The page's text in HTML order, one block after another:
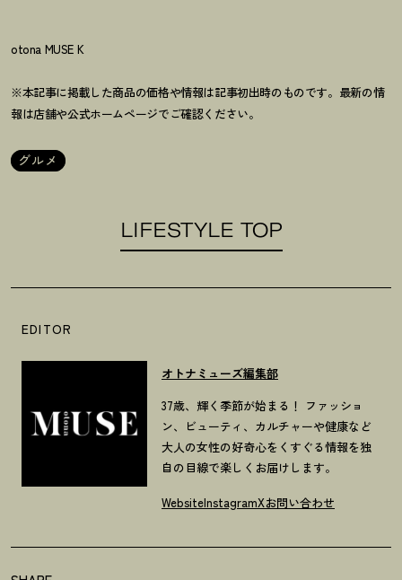
otona MUSE K
※本記事に掲載した商品の価格や情報は記事初出時のものです。最新の情
報は店舗や公式ホームページでご確認ください。
グルメ
LIFESTYLE TOP
EDITOR
オトナミューズ編集部
37歳、輝く季節が始まる！ ファッショ
ン、ビューティ、カルチャーや健康など
大人の女性の好奇心をくすぐる情報を独
自の目線で楽しくお届けします。
WebsiteInstagramXお問い合わせ